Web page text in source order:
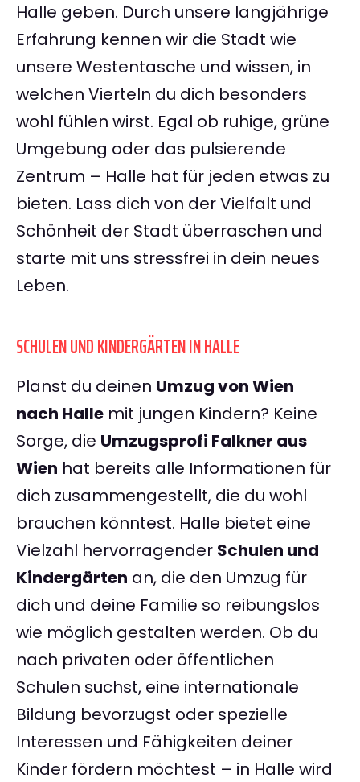
Halle geben. Durch unsere langjährige
Erfahrung kennen wir die Stadt wie
unsere Westentasche und wissen, in
welchen Vierteln du dich besonders
wohl fühlen wirst. Egal ob ruhige, grüne
Umgebung oder das pulsierende
Zentrum – Halle hat für jeden etwas zu
bieten. Lass dich von der Vielfalt und
Schönheit der Stadt überraschen und
starte mit uns stressfrei in dein neues
Leben.
SCHULEN UND KINDERGÄRTEN IN HALLE
Planst du deinen Umzug von Wien
nach Halle mit jungen Kindern? Keine
Sorge, die Umzugsprofi Falkner aus
Wien hat bereits alle Informationen für
dich zusammengestellt, die du wohl
brauchen könntest. Halle bietet eine
Vielzahl hervorragender Schulen und
Kindergärten an, die den Umzug für
dich und deine Familie so reibungslos
wie möglich gestalten werden. Ob du
nach privaten oder öffentlichen
Schulen suchst, eine internationale
Bildung bevorzugst oder spezielle
Interessen und Fähigkeiten deiner
Kinder fördern möchtest – in Halle wird